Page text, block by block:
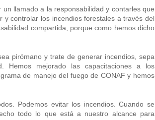
llamado a la responsabilidad y contarles que
controlar los incendios forestales a través del
compartida, porque como hemos dicho
pirómano y trate de generar incendios, sepa
mejorado las capacitaciones a los
de manejo del fuego de CONAF y hemos
Podemos evitar los incendios. Cuando se
todo lo que está a nuestro alcance para